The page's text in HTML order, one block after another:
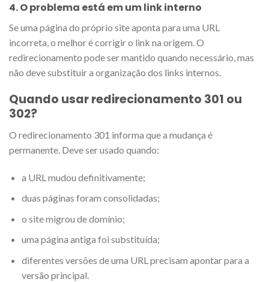
4. O problema está em um link interno
Se uma página do próprio site aponta para uma URL
incorreta, o melhor é corrigir o link na origem. O
redirecionamento pode ser mantido quando necessário, mas
não deve substituir a organização dos links internos.
Quando usar redirecionamento 301 ou
302?
O redirecionamento 301 informa que a mudança é
permanente. Deve ser usado quando:
a URL mudou definitivamente;
duas páginas foram consolidadas;
o site migrou de domínio;
uma página antiga foi substituída;
diferentes versões de uma URL precisam apontar para a
versão principal.